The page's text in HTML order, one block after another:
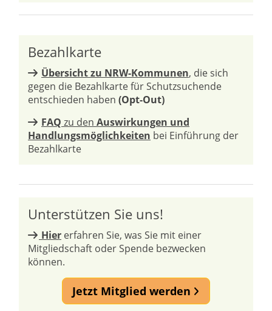
Bezahlkarte
Übersicht zu NRW-Kommunen, die sich
gegen die Bezahlkarte für Schutzsuchende
entschieden haben (Opt-Out)
FAQ zu den Auswirkungen und
Handlungsmöglichkeiten bei Einführung der
Bezahlkarte
Unterstützen Sie uns!
Hier erfahren Sie, was Sie mit einer
Mitgliedschaft oder Spende bezwecken
können.
Jetzt Mitglied werden